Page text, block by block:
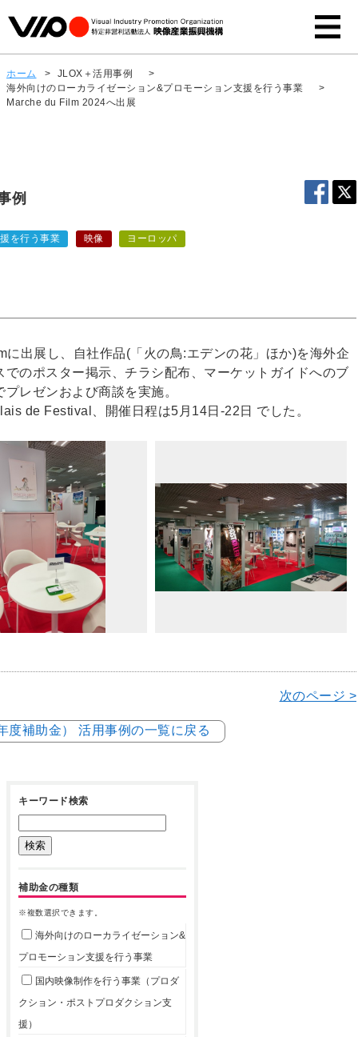
ホーム > JLOX＋活用事例
>
海外向けのローカライゼーション&プロモーション支援を行う事業
>
Marche du Film 2024へ出展
例
を行う事業 映像 ヨーロッパ
出展し、自社作品(「火の鳥:エデンの花」ほか)を海外企
のポスター掲示、チラシ配布、マーケットガイドへのブ
レゼンおよび商談を実施。
de Festival、開催日程は5月14日-22日 でした。
次のページ >
度補助金） 活用事例の一覧に戻る
キーワード検索
補助金の種類
※複数選択できます。
海外向けのローカライゼーション&
プロモーション支援を行う事業
国内映像制作を行う事業（プロダ
クション・ポストプロダクション支
援）